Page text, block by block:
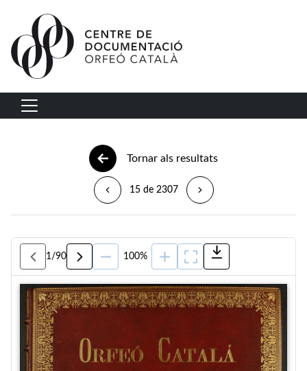
Vés al contingut
Navegació principal
Tornar als resultats
15 de 2307
1 /90 100%